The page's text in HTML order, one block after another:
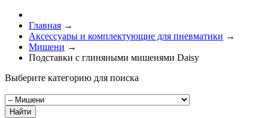
Главная →
Аксессуары и комплектующие для пневматики →
Мишени →
Подставки с глиняными мишенями Daisy
Выберите категорию для поиска
Найти